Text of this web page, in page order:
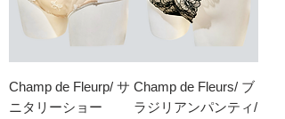
Champ de Fleurp/ サ
ニタリーショー
Champ de Fleurs/ ブ
ラジリアンパンティ/